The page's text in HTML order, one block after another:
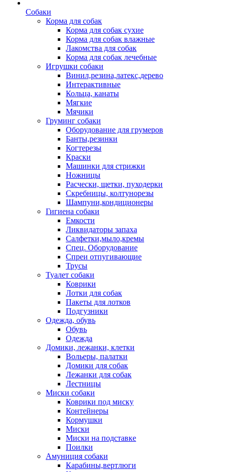
Собаки
Корма для собак
Корма для собак сухие
Корма для собак влажные
Лакомства для собак
Корма для собак лечебные
Игрушки собаки
Винил,резина,латекс,дерево
Интерактивные
Кольца, канаты
Мягкие
Мячики
Груминг собаки
Оборудование для грумеров
Банты,резинки
Когтерезы
Краски
Машинки для стрижки
Ножницы
Расчески, щетки, пуходерки
Скребницы, колтунорезы
Шампуни,кондиционеры
Гигиена собаки
Емкости
Ликвидаторы запаха
Салфетки,мыло,кремы
Спец. Оборудование
Спреи отпугивающие
Трусы
Туалет собаки
Коврики
Лотки для собак
Пакеты для лотков
Подгузники
Одежда, обувь
Обувь
Одежда
Домики, лежанки, клетки
Вольеры, палатки
Домики для собак
Лежанки для собак
Лестницы
Миски собаки
Коврики под миску
Контейнеры
Кормушки
Миски
Миски на подставке
Поилки
Амуниция собаки
Карабины,вертлюги